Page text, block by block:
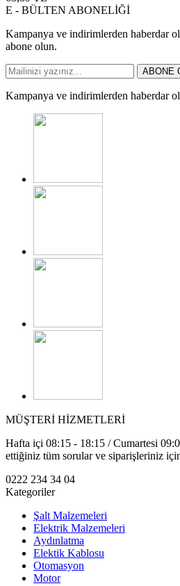
E - BÜLTEN ABONELİĞİ
Kampanya ve indirimlerden haberdar
abone olun.
ABONE
Kampanya ve indirimlerden haberdar
MÜŞTERİ HİZMETLERİ
Hafta içi 08:15 - 18:15 / Cumartesi
ettiğiniz tüm sorular ve siparişleriniz
0222 234 34 04
Kategoriler
Şalt Malzemeleri
Elektrik Malzemeleri
Aydınlatma
Elektik Kablosu
Otomasyon
Motor